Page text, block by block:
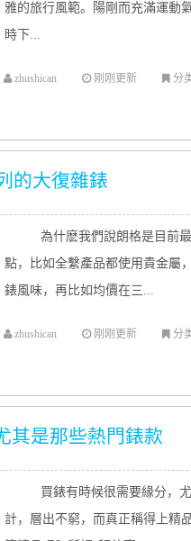
雅的旅行風範。陽剛而充滿運動
時下...
zhushican 刚刚更新 分
的大復雜錶
為什麽我們說朗格是目前
點，比如全繫產品都使用貴金屬
錶風味，再比如均價在三...
zhushican 刚刚更新 分
其是那些熱門錶款
買錶有時候很需要緣分，
計，層出不窮，而真正稱得上精